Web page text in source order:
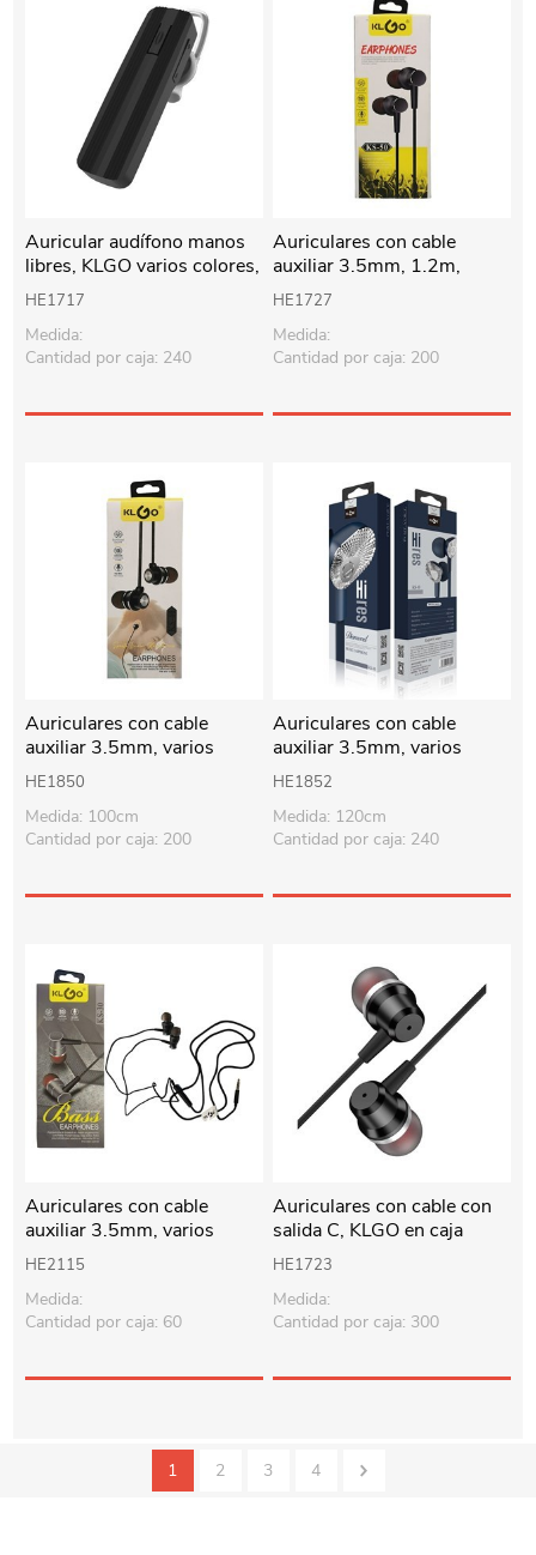
Auricular audífono manos
libres, KLGO varios colores,
en caja
HE1717
Medida:
Cantidad por caja: 240
Auriculares con cable
auxiliar 3.5mm, 1.2m,
KLGO varios colores, en
caja
HE1727
Medida:
Cantidad por caja: 200
Auriculares con cable
auxiliar 3.5mm, varios
colores, KLGO en caja
HE1850
Medida: 100cm
Cantidad por caja: 200
Auriculares con cable
auxiliar 3.5mm, varios
colores, KLGO en caja
HE1852
Medida: 120cm
Cantidad por caja: 240
Auriculares con cable
auxiliar 3.5mm, varios
colores, KLGO en caja
HE2115
Medida:
Cantidad por caja: 60
Auriculares con cable con
salida C, KLGO en caja
HE1723
Medida:
Cantidad por caja: 300
1 2 3 4